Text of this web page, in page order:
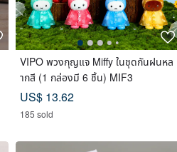
VIPO พวงกุญแจ Miffy ในชุดกันฝนหล
ากสี (1 กล่องมี 6 ชิ้น) MIF3
US$ 13.62
185 sold